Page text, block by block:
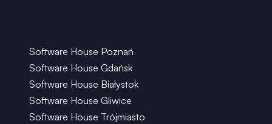
Software House Poznań
Software House Gdańsk
Software House Białystok
Software House Gliwice
Software House Trójmiasto